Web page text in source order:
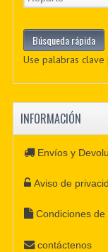
Use palabras
INFORMACIÓN
Envíos y
Aviso de
Condiciones de
contáctenos